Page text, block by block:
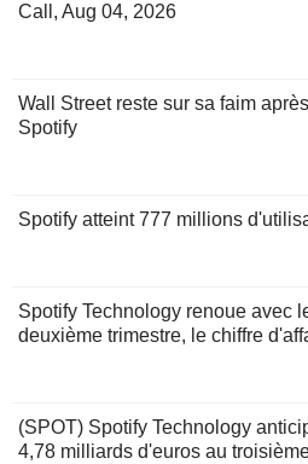
Call, Aug 04, 2026
Wall Street reste sur sa faim
Spotify
Spotify atteint 777 millions
Spotify Technology renoue avec
deuxième trimestre, le chiffre
(SPOT) Spotify Technology
4,78 milliards d'euros au